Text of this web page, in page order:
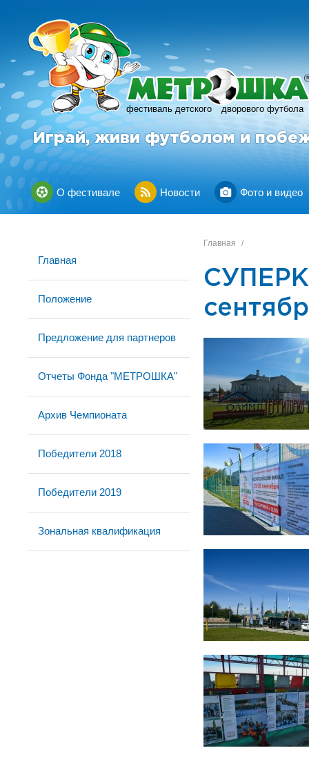
фестиваль детского дворового футбола
R
Играй, живи футболом и
О фестивале Новости Фото и видео
Главная
Положение
Предложение для партнеров
Отчеты Фонда "МЕТРОШКА"
Архив Чемпионата
Победители 2018
Победители 2019
Зональная квалификация
Главная /